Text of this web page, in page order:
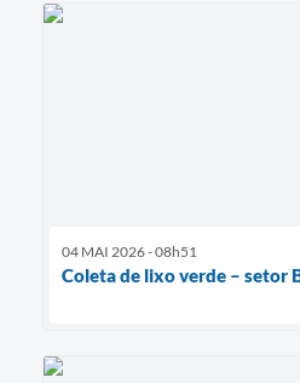
04 MAI 2026 - 08h51
Coleta de lixo verde – setor